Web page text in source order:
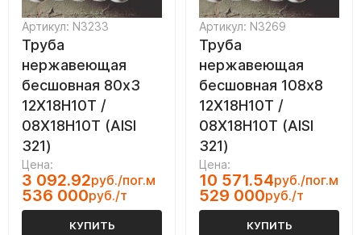
Артикул: N3233
Труба
нержавеющая
бесшовная 80х3
12Х18Н10Т /
08Х18Н10Т (AISI
321)
Цена:
3 092.92руб./пог.м
536 000руб./т
КУПИТЬ
Артикул: N3269
Труба
нержавеющая
бесшовная 108х8
12Х18Н10Т /
08Х18Н10Т (AISI
321)
Цена:
10 571.54руб./пог.м
529 000руб./т
КУПИТЬ